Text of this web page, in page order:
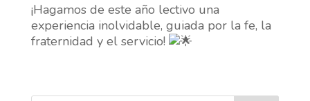
¡Hagamos de este año lectivo una
experiencia inolvidable, guiada por la fe, la
fraternidad y el servicio!